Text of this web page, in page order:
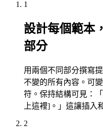
1
設計每個範本
部分
用兩個不同部分撰寫
不變的所有內容。可
符。保持結構可見：
上這裡]。」這讓插入
2